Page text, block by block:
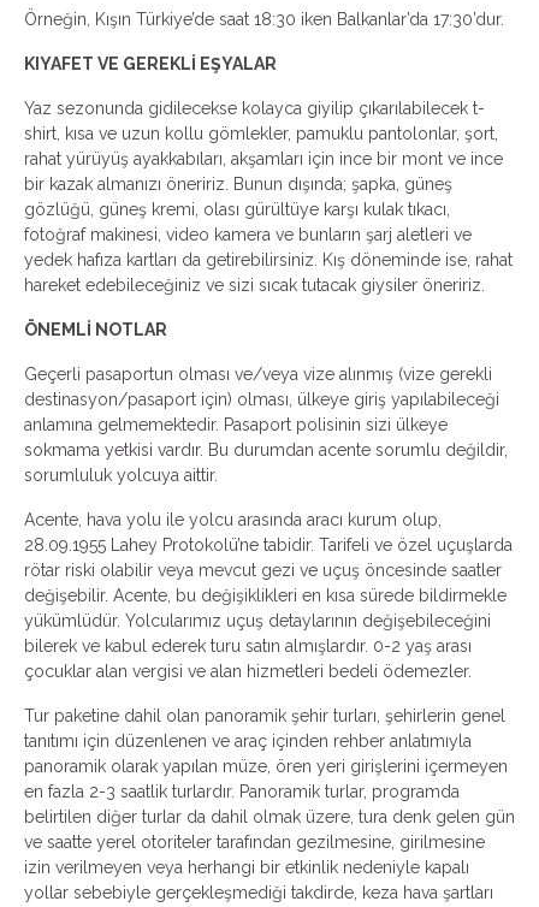
Örneğin, Kışın Türkiye’de saat 18:30 iken Balkanlar’da 17:30’dur.
KIYAFET VE GEREKLİ EŞYALAR
Yaz sezonunda gidilecekse kolayca giyilip çıkarılabilecek t-
shirt, kısa ve uzun kollu gömlekler, pamuklu pantolonlar, şort,
rahat yürüyüş ayakkabıları, akşamları için ince bir mont ve ince
bir kazak almanızı öneririz. Bunun dışında; şapka, güneş
gözlüğü, güneş kremi, olası gürültüye karşı kulak tıkacı,
fotoğraf makinesi, video kamera ve bunların şarj aletleri ve
yedek hafıza kartları da getirebilirsiniz. Kış döneminde ise, rahat
hareket edebileceğiniz ve sizi sıcak tutacak giysiler öneririz.
ÖNEMLİ NOTLAR
Geçerli pasaportun olması ve/veya vize alınmış (vize gerekli
destinasyon/pasaport için) olması, ülkeye giriş yapılabileceği
anlamına gelmemektedir. Pasaport polisinin sizi ülkeye
sokmama yetkisi vardır. Bu durumdan acente sorumlu değildir,
sorumluluk yolcuya aittir.
Acente, hava yolu ile yolcu arasında aracı kurum olup,
28.09.1955 Lahey Protokolü’ne tabidir. Tarifeli ve özel uçuşlarda
rötar riski olabilir veya mevcut gezi ve uçuş öncesinde saatler
değişebilir. Acente, bu değişiklikleri en kısa sürede bildirmekle
yükümlüdür. Yolcularımız uçuş detaylarının değişebileceğini
bilerek ve kabul ederek turu satın almışlardır. 0-2 yaş arası
çocuklar alan vergisi ve alan hizmetleri bedeli ödemezler.
Tur paketine dahil olan panoramik şehir turları, şehirlerin genel
tanıtımı için düzenlenen ve araç içinden rehber anlatımıyla
panoramik olarak yapılan müze, ören yeri girişlerini içermeyen
en fazla 2-3 saatlik turlardır. Panoramik turlar, programda
belirtilen diğer turlar da dahil olmak üzere, tura denk gelen gün
ve saatte yerel otoriteler tarafından gezilmesine, girilmesine
izin verilmeyen veya herhangi bir etkinlik nedeniyle kapalı
yollar sebebiyle gerçekleşmediği takdirde, keza hava şartları